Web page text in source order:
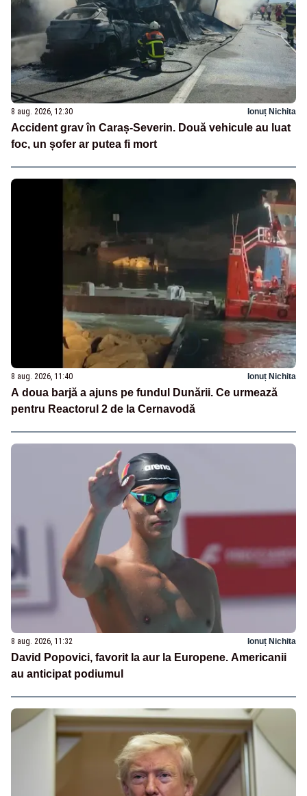
8 aug. 2026, 12:30 Ionuț Nichita
Accident grav în Caraș-Severin. Două vehicule au luat
foc, un șofer ar putea fi mort
8 aug. 2026, 11:40 Ionuț Nichita
A doua barjă a ajuns pe fundul Dunării. Ce urmează
pentru Reactorul 2 de la Cernavodă
8 aug. 2026, 11:32 Ionuț Nichita
David Popovici, favorit la aur la Europene. Americanii
au anticipat podiumul